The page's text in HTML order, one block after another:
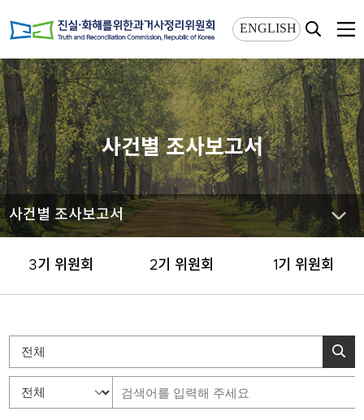
ENGLISH
사건별 조사보고서
사건별 조사보고서
3기 위원회 2기 위원회 1기 위원회